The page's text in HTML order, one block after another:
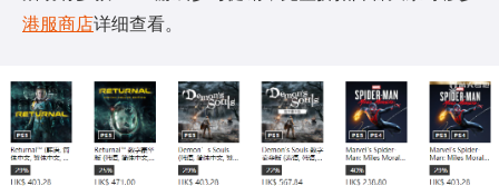
港服商店详细查看。